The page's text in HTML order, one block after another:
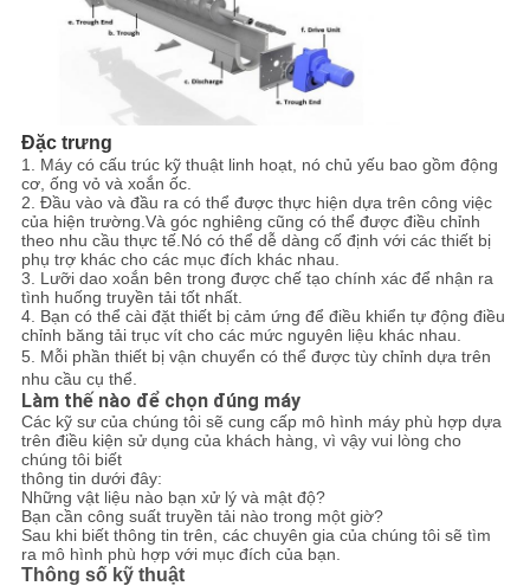
Đặc trưng
1. Máy có cấu trúc kỹ thuật linh hoạt, nó chủ yếu bao gồm động
cơ, ống vỏ và xoắn ốc.
2. Đầu vào và đầu ra có thể được thực hiện dựa trên công việc
của hiện trường.Và góc nghiêng cũng có thể được điều chỉnh
theo nhu cầu thực tế.Nó có thể dễ dàng cố định với các thiết bị
phụ trợ khác cho các mục đích khác nhau.
3. Lưỡi dao xoắn bên trong được chế tạo chính xác để nhận ra
tình huống truyền tải tốt nhất.
4. Bạn có thể cài đặt thiết bị cảm ứng để điều khiển tự động điều
chỉnh băng tải trục vít cho các mức nguyên liệu khác nhau.
5. Mỗi phần thiết bị vận chuyển có thể được tùy chỉnh dựa trên
nhu cầu cụ thể.
Làm thế nào để chọn đúng máy
Các kỹ sư của chúng tôi sẽ cung cấp mô hình máy phù hợp dựa
trên điều kiện sử dụng của khách hàng, vì vậy vui lòng cho
chúng tôi biết
thông tin dưới đây:
Những vật liệu nào bạn xử lý và mật độ?
Bạn cần công suất truyền tải nào trong một giờ?
Sau khi biết thông tin trên, các chuyên gia của chúng tôi sẽ tìm
ra mô hình phù hợp với mục đích của bạn.
Thông số kỹ thuật